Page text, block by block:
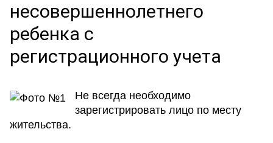
несовершеннолетнего
ребенка с
регистрационного учета
Не всегда необходимо
зарегистрировать лицо по месту
жительства.